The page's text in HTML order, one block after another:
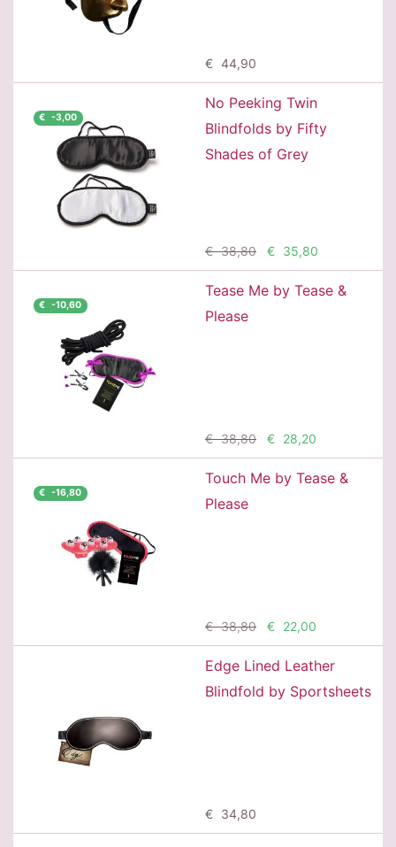
€ 44,90
€ -3,00
Προσθήκη
No Peeking Twin
Blindfolds by Fifty
Shades of Grey
€ 38,80 € 35,80
€ -10,60
Προσθήκη
Tease Me by Tease &
Please
€ 38,80 € 28,20
€ -16,80
Touch Me by Tease &
Please
€ 38,80 € 22,00
Edge Lined Leather
Blindfold by Sportsheets
€ 34,80